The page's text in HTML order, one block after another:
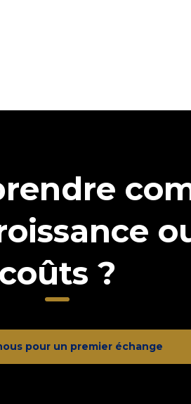
coûts ?
pour un premier échange